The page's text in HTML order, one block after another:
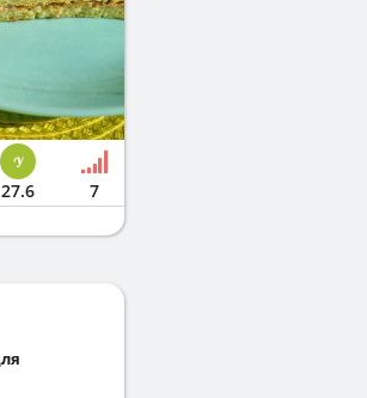
27.6 7